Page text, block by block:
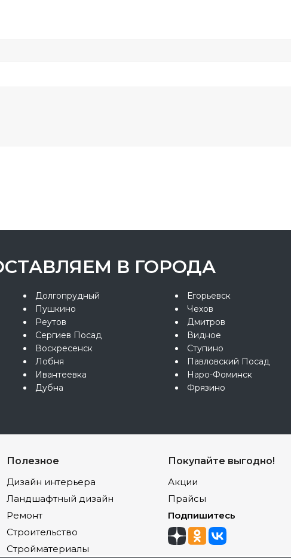
В ГОРОДА
Долгопрудный
Пушкино
Реутов
Сергиев Посад
Воскресенск
Лобня
Ивантеевка
Дубна
Егорьевск
Чехов
Дмитров
Видное
Ступино
Павловский Посад
Наро-Фоминск
Фрязино
Полезное
Дизайн интерьера
Ландшафтный дизайн
Ремонт
Строительство
Стройматериалы
Покупайте выгодно!
Акции
Прайсы
Подпишитесь